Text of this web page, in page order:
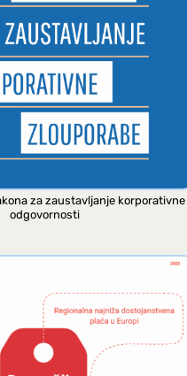
za zaustavljanje korporativne
odgovornosti